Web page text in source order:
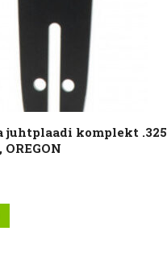
juhtplaadi komplekt .325
OREGON